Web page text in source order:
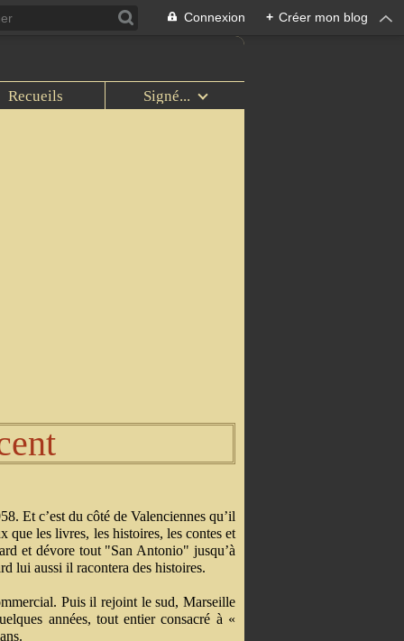
Connexion + Créer mon blog
Recueils Signé...
Et c’est du côté de Valenciennes qu’il
que les livres, les histoires, les contes et
et dévore tout "San Antonio" jusqu’à
lui aussi il racontera des histoires.
Puis il rejoint le sud, Marseille
années, tout entier consacré à «